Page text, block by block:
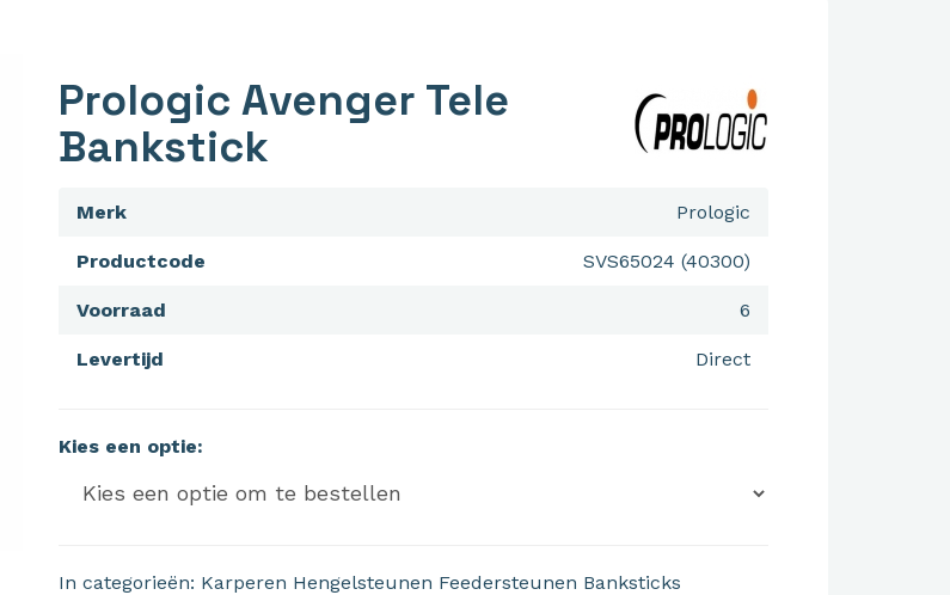
Prologic Avenger Tele
Bankstick
Prologic
Merk
SVS65024 (40300)
Productcode
6
Voorraad
Direct
Levertijd
Kies een optie:
In categorieën: Karperen Hengelsteunen Feedersteunen Banksticks